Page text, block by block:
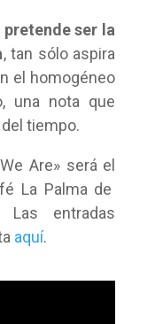
pretende ser la
, tan sólo aspira
el homogéneo
una nota que
tiempo.
Are» será el
La Palma de
Las entradas
aquí.